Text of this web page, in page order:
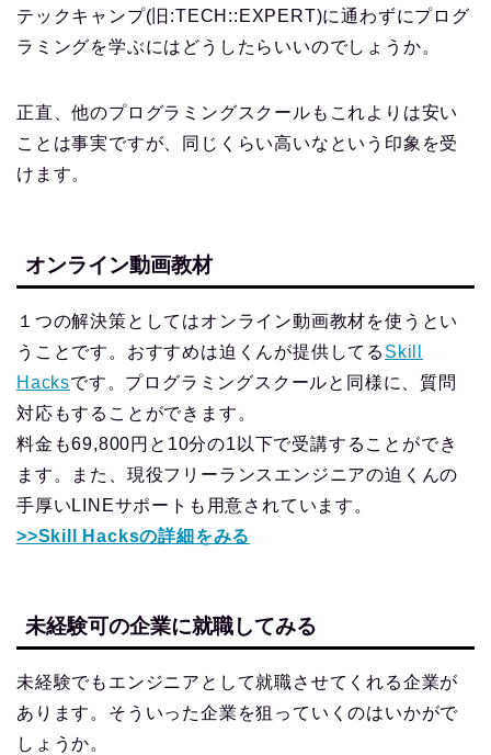
テックキャンプ(旧:TECH::EXPERT)に通わずにプログ
ラミングを学ぶにはどうしたらいいのでしょうか。
正直、他のプログラミングスクールもこれよりは安い
ことは事実ですが、同じくらい高いなという印象を受
けます。
オンライン動画教材
１つの解決策としてはオンライン動画教材を使うとい
うことです。おすすめは迫くんが提供してる Skill
Hacksです。プログラミングスクールと同様に、質問
対応もすることができます。
料金も69,800円と10分の1以下で受講することができ
ます。また、現役フリーランスエンジニアの迫くんの
手厚いLINEサポートも用意されています。
>>Skill Hacksの詳細をみる
未経験可の企業に就職してみる
未経験でもエンジニアとして就職させてくれる企業が
あります。そういった企業を狙っていくのはいかがで
しょうか。